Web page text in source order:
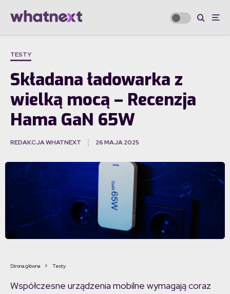
TESTY
Składana ładowarka z
wielką mocą – Recenzja
Hama GaN 65W
REDAKCJA WHATNEXT 26 MAJA 2025
Strona główna Testy
Współczesne urządzenia mobilne wymagają coraz